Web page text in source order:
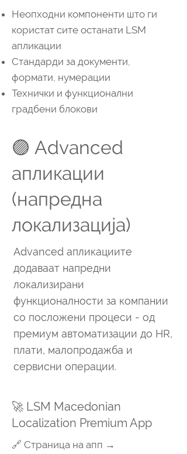
Неопходни компоненти што ги
користат сите останати LSM
апликации
Стандарди за документи,
формати, нумерации
Технички и функционални
градбени блокови
🟣 Advanced
апликации
(напредна
локализација)
Advanced апликациите
додаваат напредни
локализирани
функционалности за компании
со посложени процеси - од
премиум автоматизации до HR,
плати, малопродажба и
сервисни операции.
🚀 LSM Macedonian
Localization Premium App
🔗 Страница на апп →